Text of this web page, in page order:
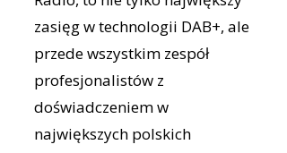
zasięg w technologii DAB+, ale
przede wszystkim zespół
profesjonalistów z
doświadczeniem w
największych polskich